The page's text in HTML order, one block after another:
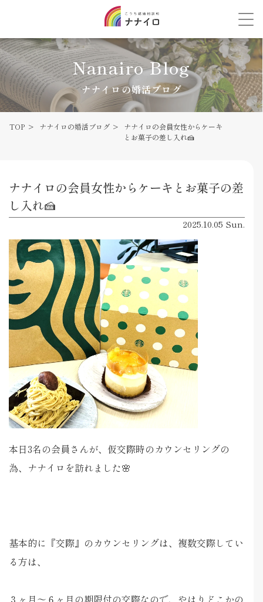
Nanairo Blog
ナナイロの婚活ブログ
TOP ナナイロの婚活ブログ
ナナイロの会員女性からケーキ
とお菓子の差し入れ🍰
ナナイロの会員女性からケーキとお菓子の差
し入れ🍰
2025.10.05 Sun.
本日3名の会員さんが、仮交際時のカウンセリングの
為、ナナイロを訪れました🌸
基本的に『交際』のカウンセリングは、複数交際してい
る方は、
３ヶ月～６ヶ月の期限付の交際なので、やはりどこかの